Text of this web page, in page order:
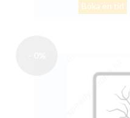
Boka en tid